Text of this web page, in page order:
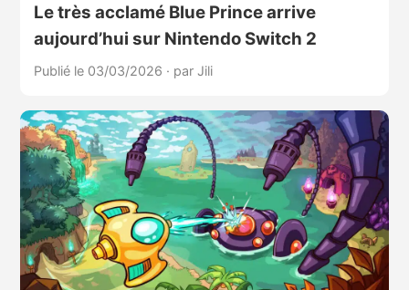
Le très acclamé Blue Prince arrive
aujourd’hui sur Nintendo Switch 2
Publié le 03/03/2026 · par Jili